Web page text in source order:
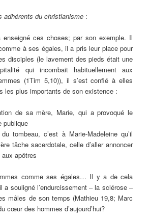
adhérents du christianisme :
ces choses; par son exemple. Il
à ses égales, il a pris leur place pour
disciples (le lavement des pieds était une
qui incombait habituellement aux
(1Tim 5,10)), il s’est confié à elles
les plus importants de son existence :
de sa mère, Marie, qui a provoqué le
publique
tombeau, c’est à Marie-Madeleine qu’il
tâche sacerdotale, celle d’aller annoncer
apôtres
comme ses égales… Il y a de cela
souligné l’endurcissement – la sclérose –
mâles de son temps (Mathieu 19,8; Marc
cœur des hommes d’aujourd’hui?